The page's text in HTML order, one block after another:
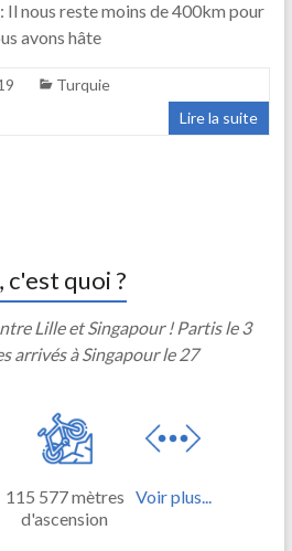
Il nous reste moins de 400km pour
avons hâte
Turquie
Lire la suite
c'est quoi ?
Lille et Singapour ! Partis le 3
arrivés à Singapour le 27
115 577 mètres
d'ascension
Voir plus...